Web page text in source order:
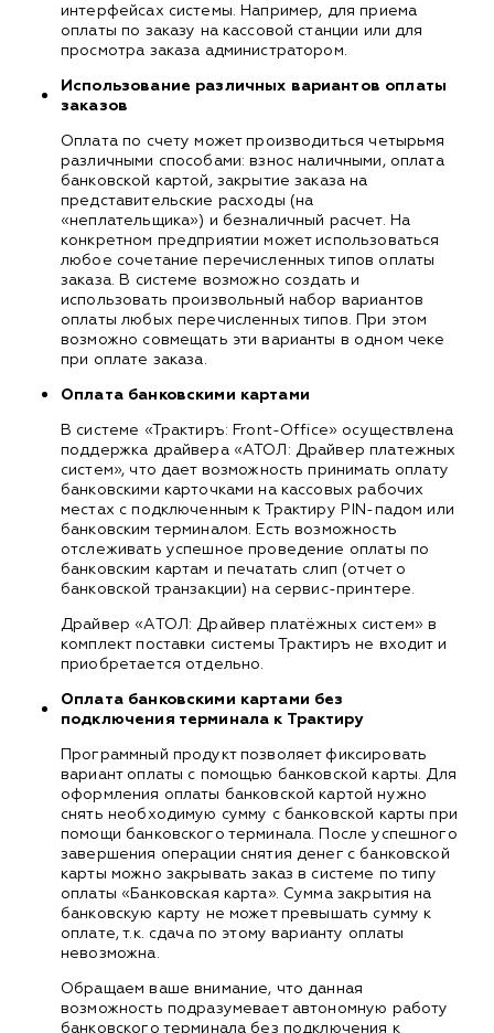
интерфейсах системы. Например, для приема
оплаты по заказу на кассовой станции или для
просмотра заказа администратором.
Использование различных вариантов оплаты
заказов
Оплата по счету может производиться четырьмя
различными способами: взнос наличными, оплата
банковской картой, закрытие заказа на
представительские расходы (на
«неплательщика») и безналичный расчет. На
конкретном предприятии может использоваться
любое сочетание перечисленных типов оплаты
заказа. В системе возможно создать и
использовать произвольный набор вариантов
оплаты любых перечисленных типов. При этом
возможно совмещать эти варианты в одном чеке
при оплате заказа.
Оплата банковскими картами
В системе «Трактиръ: Front-Office» осуществлена
поддержка драйвера «АТОЛ: Драйвер платежных
систем», что дает возможность принимать оплату
банковскими карточками на кассовых рабочих
местах с подключенным к Трактиру PIN-падом или
банковским терминалом. Есть возможность
отслеживать успешное проведение оплаты по
банковским картам и печатать слип (отчет о
банковской транзакции) на сервис-принтере.
Драйвер «АТОЛ: Драйвер платёжных систем» в
комплект поставки системы Трактиръ не входит и
приобретается отдельно.
Оплата банковскими картами без
подключения терминала к Трактиру
Программный продукт позволяет фиксировать
вариант оплаты с помощью банковской карты. Для
оформления оплаты банковской картой нужно
снять необходимую сумму с банковской карты при
помощи банковского терминала. После успешного
завершения операции снятия денег с банковской
карты можно закрывать заказ в системе по типу
оплаты «Банковская карта». Сумма закрытия на
банковскую карту не может превышать сумму к
оплате, т.к. сдача по этому варианту оплаты
невозможна.
Обращаем ваше внимание, что данная
возможность подразумевает автономную работу
банковского терминала без подключения к